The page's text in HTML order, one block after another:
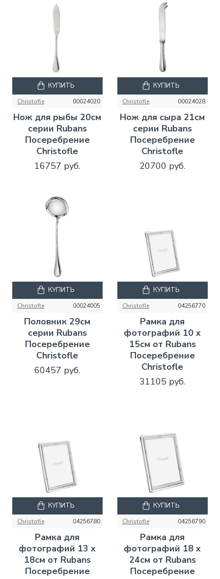
Christofle 00024020
Нож для рыбы 20см
серии Rubans
Посеребрение
Christofle
16757 руб.
КУПИТЬ
Christofle 00024028
Нож для сыра 21см
серии Rubans
Посеребрение
Christofle
20700 руб.
КУПИТЬ
Christofle 00024005
Половник 29см
серии Rubans
Посеребрение
Christofle
60457 руб.
КУПИТЬ
Christofle 04256770
Рамка для
фотографий 10 x
15см от Rubans
Посеребрение
Christofle
31105 руб.
КУПИТЬ
Christofle 04256780
Рамка для
фотографий 13 x
18см от Rubans
Посеребрение
КУПИТЬ
Christofle 04256790
Рамка для
фотографий 18 x
24см от Rubans
Посеребрение
КУПИТЬ